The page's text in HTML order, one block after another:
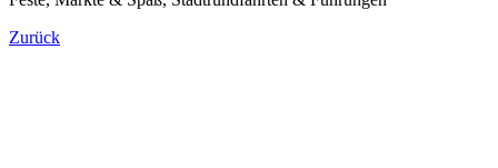
Zurück